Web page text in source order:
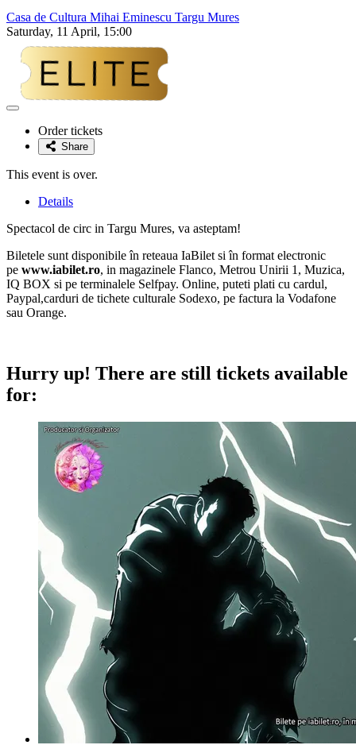
Casa de Cultura Mihai Eminescu Targu Mures
Saturday, 11 April, 15:00
Adaugă
favoriteOrder tickets
Share
This event is over.
Details
Spectacol de circ in Targu Mures, va asteptam!
Biletele sunt disponibile în reteaua IaBilet si în format electronic
pe www.iabilet.ro, in magazinele Flanco, Metrou Unirii 1, Muzica,
IQ BOX si pe terminalele Selfpay. Online, puteti plati cu cardul,
Paypal,carduri de tichete culturale Sodexo, pe factura la Vodafone
sau Orange.
Hurry up! There are still tickets available
for: